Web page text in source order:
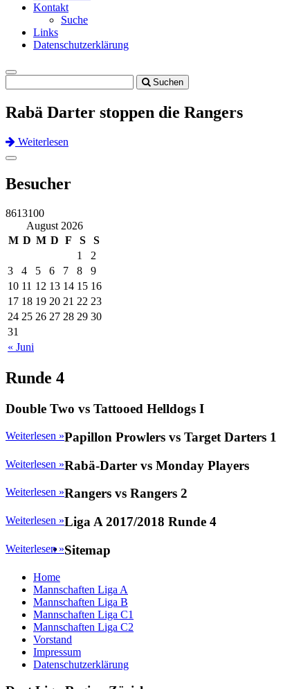
Kontakt
Suche
Links
Datenschutzerklärung
Toggle
navigation
Suchen
Rabä Darter stoppen die Rangers
Weiterlesen
Previous
Next
Toggle
Besucher
8613100
August 2026
M D M D F S S
« Juni
1
2
3
4 5 6 7 8
9
10 11 12 13 14 15 16
17 18 19 20 21 22 23
24 25 26 27 28 29 30
31
Runde 4
Double Two vs Tattooed Helldogs I
Weiterlesen »Papillon Prowlers vs Target Darters 1
Weiterlesen »Rabä-Darter vs Monday Players
Weiterlesen »Rangers vs Rangers 2
Weiterlesen »Liga A 2017/2018 Runde 4
Weiterlesen »Sitemap
Home
Mannschaften Liga A
Mannschaften Liga B
Mannschaften Liga C1
Mannschaften Liga C2
Vorstand
Impressum
Datenschutzerklärung